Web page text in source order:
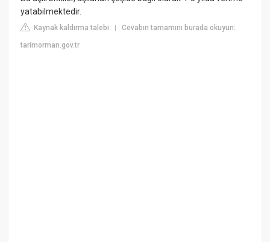
yatabilmektedir.
Kaynak kaldırma talebi |Cevabın tamamını burada okuyun:
tarimorman.gov.tr